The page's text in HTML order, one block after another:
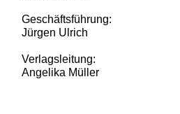
Geschäftsführung:
Jürgen Ulrich
Verlagsleitung:
Angelika Müller